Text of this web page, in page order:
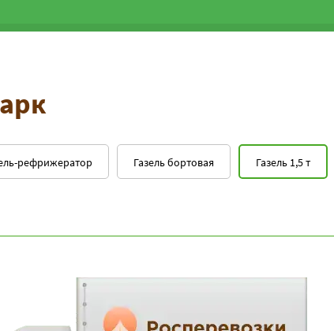
Газель 1,5 т
Газель бортовая
рефрижератор